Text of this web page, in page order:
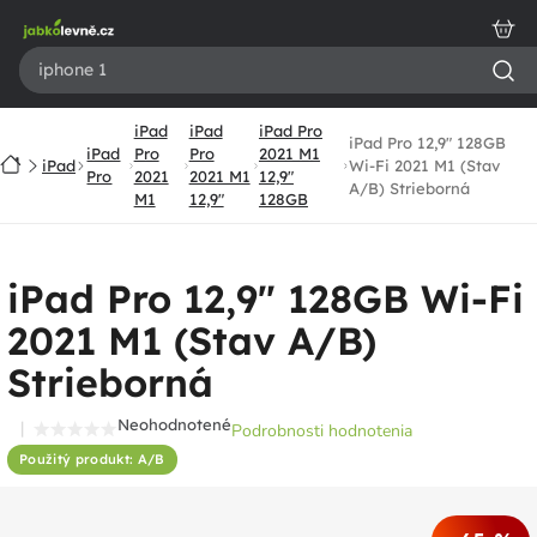
obsah
Domov
iPad
iPad
Pro
iPad
Pro
2021
M1
iPad
Pro
2021 M1
12,9"
iPad Pro
2021 M1
12,9"
128GB
iPad Pro 12,9" 128GB
Wi-Fi 2021 M1 (Stav
A/B) Strieborná
iPad Pro 12,9" 128GB Wi-Fi
2021 M1 (Stav A/B)
Strieborná
Použitý produkt: A/B
Priemerné
hodnotenie
NeohodnotenéPodrobnosti hodnotenia